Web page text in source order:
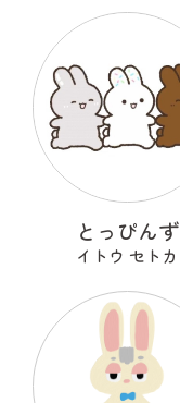
とっぴんず
イトウ セトカ